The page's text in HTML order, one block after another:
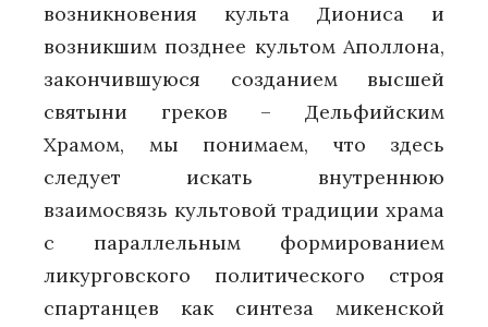
возникновения культа Диониса и
возникшим позднее культом Аполлона,
закончившуюся созданием высшей
святыни греков – Дельфийским
Храмом, мы понимаем, что здесь
следует искать внутреннюю
взаимосвязь культовой традиции храма
с параллельным формированием
ликурговского политического строя
спартанцев как синтеза микенской